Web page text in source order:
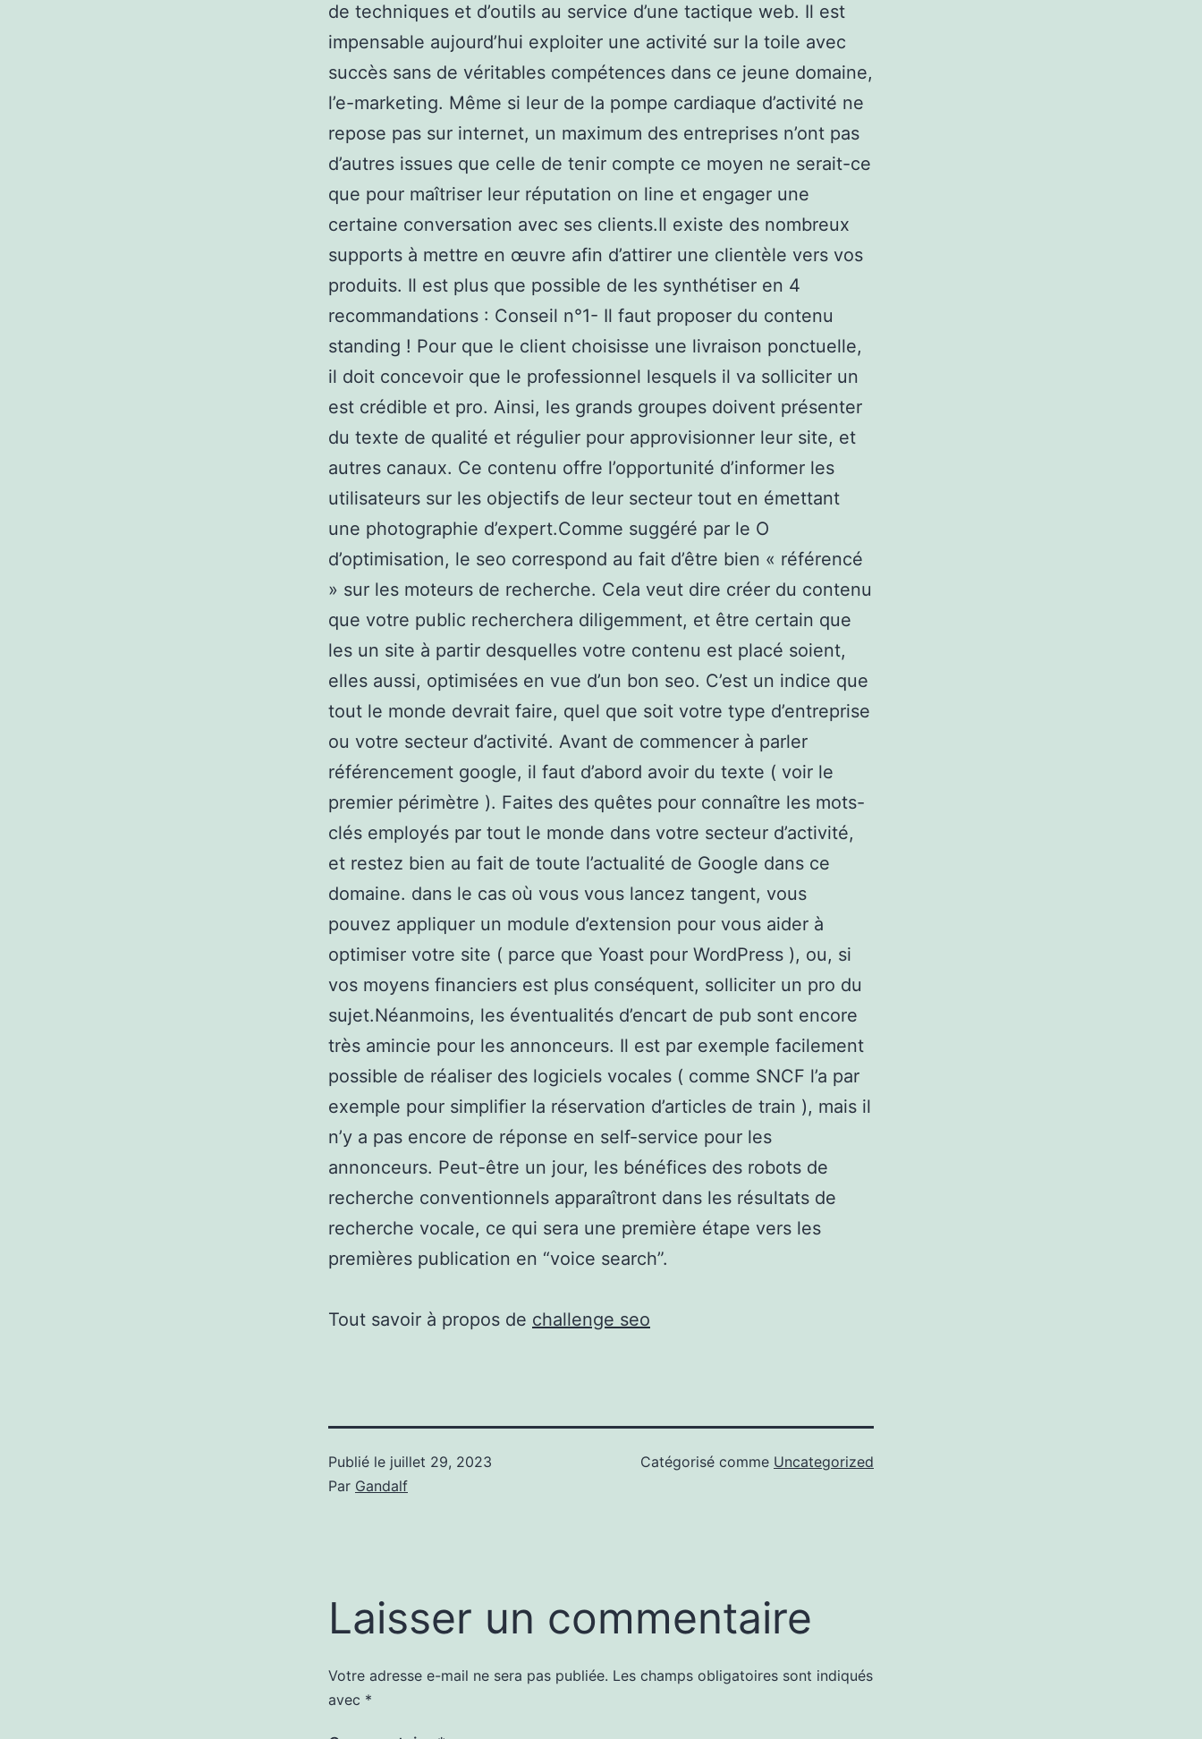
de techniques et d’outils au service d’une tactique web. Il est
impensable aujourd’hui exploiter une activité sur la toile avec
succès sans de véritables compétences dans ce jeune domaine,
l’e-marketing. Même si leur de la pompe cardiaque d’activité ne
repose pas sur internet, un maximum des entreprises n’ont pas
d’autres issues que celle de tenir compte ce moyen ne serait-ce
que pour maîtriser leur réputation on line et engager une
certaine conversation avec ses clients.Il existe des nombreux
supports à mettre en œuvre afin d’attirer une clientèle vers vos
produits. Il est plus que possible de les synthétiser en 4
recommandations : Conseil n°1- Il faut proposer du contenu
standing ! Pour que le client choisisse une livraison ponctuelle,
il doit concevoir que le professionnel lesquels il va solliciter un
est crédible et pro. Ainsi, les grands groupes doivent présenter
du texte de qualité et régulier pour approvisionner leur site, et
autres canaux. Ce contenu offre l’opportunité d’informer les
utilisateurs sur les objectifs de leur secteur tout en émettant
une photographie d’expert.Comme suggéré par le O
d’optimisation, le seo correspond au fait d’être bien « référencé
» sur les moteurs de recherche. Cela veut dire créer du contenu
que votre public recherchera diligemment, et être certain que
les un site à partir desquelles votre contenu est placé soient,
elles aussi, optimisées en vue d’un bon seo. C’est un indice que
tout le monde devrait faire, quel que soit votre type d’entreprise
ou votre secteur d’activité. Avant de commencer à parler
référencement google, il faut d’abord avoir du texte ( voir le
premier périmètre ). Faites des quêtes pour connaître les mots-
clés employés par tout le monde dans votre secteur d’activité,
et restez bien au fait de toute l’actualité de Google dans ce
domaine. dans le cas où vous vous lancez tangent, vous
pouvez appliquer un module d’extension pour vous aider à
optimiser votre site ( parce que Yoast pour WordPress ), ou, si
vos moyens financiers est plus conséquent, solliciter un pro du
sujet.Néanmoins, les éventualités d’encart de pub sont encore
très amincie pour les annonceurs. Il est par exemple facilement
possible de réaliser des logiciels vocales ( comme SNCF l’a par
exemple pour simplifier la réservation d’articles de train ), mais il
n’y a pas encore de réponse en self-service pour les
annonceurs. Peut-être un jour, les bénéfices des robots de
recherche conventionnels apparaîtront dans les résultats de
recherche vocale, ce qui sera une première étape vers les
premières publication en “voice search”.
Tout savoir à propos de challenge seo
Publié le juillet 29, 2023
Par Gandalf
Catégorisé comme Uncategorized
Laisser un commentaire
Votre adresse e-mail ne sera pas publiée. Les champs obligatoires sont indiqués
avec *